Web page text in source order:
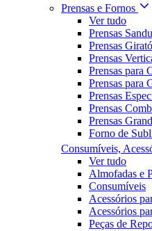
Prensas e Fornos
Ver tudo
Prensas
Prensas
Prensas
Prensas para
Prensas para
Prensas
Prensas
Prensas
Forno de
Consumíveis,
Ver tudo
Almofadas e
Consumíveis
Acessórios
Acessórios
Peças de